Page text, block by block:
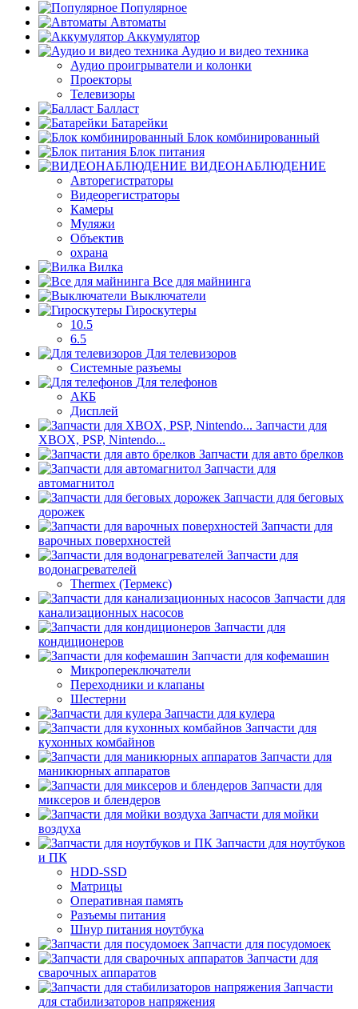
Популярное
Автоматы
Аккумулятор
Аудио и видео техника
Аудио проигрыватели и колонки
Проекторы
Телевизоры
Балласт
Батарейки
Блок комбинированный
Блок питания
ВИДЕОНАБЛЮДЕНИЕ
Авторегистраторы
Видеорегистраторы
Камеры
Муляжи
Объектив
охрана
Вилка
Все для майнинга
Выключатели
Гироскутеры
10.5
6.5
Для телевизоров
Системные разъемы
Для телефонов
АКБ
Дисплей
Запчасти для
XBOX, PSP, Nintendo...
Запчасти для авто брелков
Запчасти для
автомагнитол
Запчасти для беговых
дорожек
Запчасти для
варочных поверхностей
Запчасти для
водонагревателей
Thermex (Термекс)
Запчасти для
канализационных насосов
Запчасти для
кондиционеров
Запчасти для кофемашин
Микропереключатели
Переходники и клапаны
Шестерни
Запчасти для кулера
Запчасти для
кухонных комбайнов
Запчасти для
маникюрных аппаратов
Запчасти для
миксеров и блендеров
Запчасти для мойки
воздуха
Запчасти для ноутбуков
и ПК
HDD-SSD
Матрицы
Оперативная память
Разъемы питания
Шнур питания ноутбука
Запчасти для посудомоек
Запчасти для
сварочных аппаратов
Запчасти
для стабилизаторов напряжения